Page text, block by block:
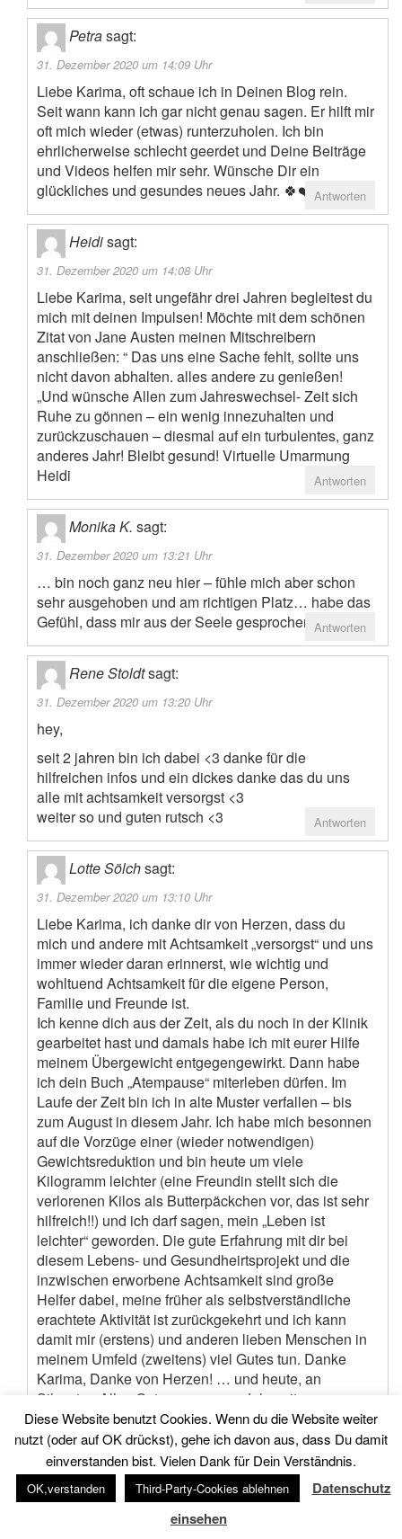
Petrasagt:
31. Dezember 2020 um 14:09 Uhr
Liebe Karima, oft schaue ich in Deinen Blog rein.
Seit wann kann ich gar nicht genau sagen. Er hilft mir
oft mich wieder (etwas) runterzuholen. Ich bin
ehrlicherweise schlecht geerdet und Deine Beiträge
und Videos helfen mir sehr. Wünsche Dir ein
glückliches und gesundes neues Jahr. 🍀❤️😇Antworten
Heidisagt:
31. Dezember 2020 um 14:08 Uhr
Liebe Karima, seit ungefähr drei Jahren begleitest du
mich mit deinen Impulsen! Möchte mit dem schönen
Zitat von Jane Austen meinen Mitschreibern
anschließen: “ Das uns eine Sache fehlt, sollte uns
nicht davon abhalten. alles andere zu genießen!
„Und wünsche Allen zum Jahreswechsel- Zeit sich
Ruhe zu gönnen – ein wenig innezuhalten und
zurückzuschauen – diesmal auf ein turbulentes, ganz
anderes Jahr! Bleibt gesund! Virtuelle Umarmung
Heidi
Antworten
Monika K. sagt:
31. Dezember 2020 um 13:21 Uhr
… bin noch ganz neu hier – fühle mich aber schon
sehr ausgehoben und am richtigen Platz… habe das
Gefühl, dass mir aus der Seele gesprochen wird….
Antworten
Rene Stoldtsagt:
31. Dezember 2020 um 13:20 Uhr
hey,
seit 2 jahren bin ich dabei <3 danke für die
hilfreichen infos und ein dickes danke das du uns
alle mit achtsamkeit versorgst <3
weiter so und guten rutsch <3
Antworten
Lotte Sölchsagt:
31. Dezember 2020 um 13:10 Uhr
Liebe Karima, ich danke dir von Herzen, dass du
mich und andere mit Achtsamkeit „versorgst“ und uns
immer wieder daran erinnerst, wie wichtig und
wohltuend Achtsamkeit für die eigene Person,
Familie und Freunde ist.
Ich kenne dich aus der Zeit, als du noch in der Klinik
gearbeitet hast und damals habe ich mit eurer Hilfe
meinem Übergewicht entgegengewirkt. Dann habe
ich dein Buch „Atempause“ miterleben dürfen. Im
Laufe der Zeit bin ich in alte Muster verfallen – bis
zum August in diesem Jahr. Ich habe mich besonnen
auf die Vorzüge einer (wieder notwendigen)
Gewichtsreduktion und bin heute um viele
Kilogramm leichter (eine Freundin stellt sich die
verlorenen Kilos als Butterpäckchen vor, das ist sehr
hilfreich!!) und ich darf sagen, mein „Leben ist
leichter“ geworden. Die gute Erfahrung mit dir bei
diesem Lebens- und Gesundheirtsprojekt und die
inzwischen erworbene Achtsamkeit sind große
Helfer dabei, meine früher als selbstverständliche
erachtete Aktivität ist zurückgekehrt und ich kann
damit mir (erstens) und anderen lieben Menschen in
meinem Umfeld (zweitens) viel Gutes tun. Danke
Karima, Danke von Herzen! … und heute, an
Silvester: Alles Gute zum neuen Jahr, mit
Achtsamkeit, Hoffnung, Liebe und Gesundheit.Antworten
Giselasagt:
29. Dezember 2020 um 18:49 Uhr
Liebe Karima. Ich weiss es nicht genau aber denke
Diese Website benutzt Cookies. Wenn du die Website weiter
nutzt (oder auf OK drückst), gehe ich davon aus, dass Du damit
einverstanden bist. Vielen Dank für Dein Verständnis.
OK,verstanden Third-Party-Cookies ablehnen
Datenschutz
einsehen